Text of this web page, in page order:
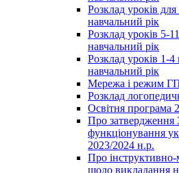
Розклад уроків
навчальний рік
Розклад уроків 5-
навчальний рік
Розклад уроків 1-
навчальний рік
Мережа і режим
Розклад
Освітня програма
Про затвердження
функціонування
2023/2024 н.р.
Про інструктивно-
щодо викладання